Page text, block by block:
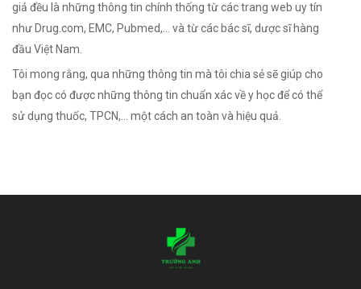
giả đều là những thông tin chính thống từ các trang web uy tín
như Drug.com, EMC, Pubmed,... và từ các bác sĩ, dược sĩ hàng
đầu Việt Nam.
Tôi mong rằng, qua những thông tin mà tôi chia sẻ sẽ giúp cho
bạn đọc có được những thông tin chuẩn xác về y học để có thể
sử dụng thuốc, TPCN,... một cách an toàn và hiệu quả.